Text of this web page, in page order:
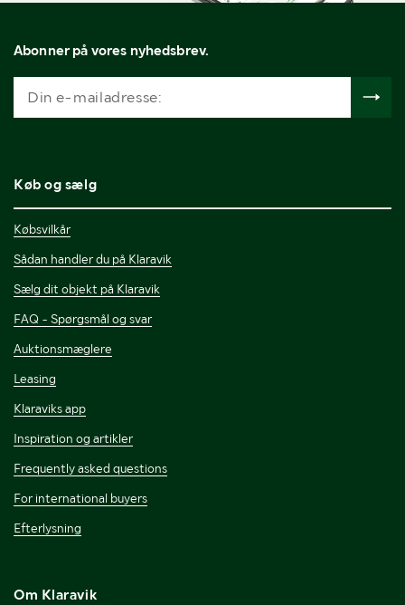
Abonner på vores nyhedsbrev.
Køb og sælg
Købsvilkår
Sådan handler du på Klaravik
Sælg dit objekt på Klaravik
FAQ - Spørgsmål og svar
Auktionsmæglere
Leasing
Klaraviks app
Inspiration og artikler
Frequently asked questions
For international buyers
Efterlysning
Om Klaravik